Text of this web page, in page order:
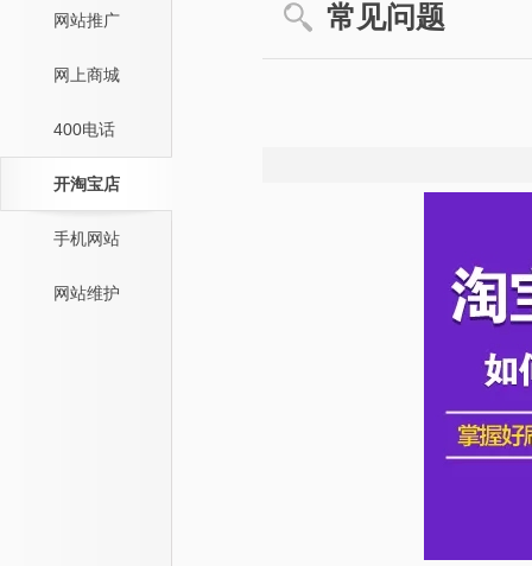
网站推广
网上商城
400电话
开淘宝店
手机网站
网站维护
常见问题